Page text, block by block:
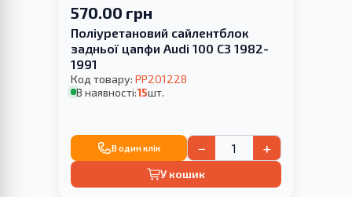
570.00 грн
Поліуретановий сайлентблок
задньої цапфи Audi 100 C3 1982-
1991
Код товару: PP201228
В наявності:15шт.
В один клік − +
У кошик